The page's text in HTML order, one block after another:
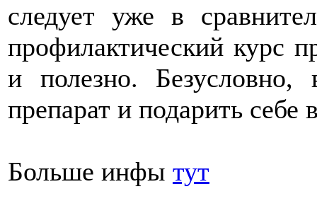
следует уже в
профилактический курс
и полезно. Безусловно,
препарат и подарить себе
Больше инфы тут